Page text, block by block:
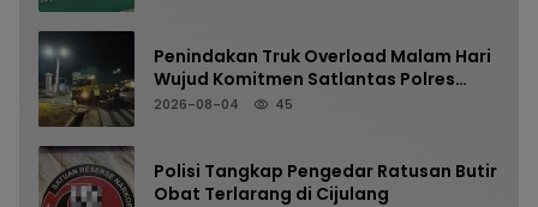
Penindakan Truk Overload Malam Hari
Wujud Komitmen Satlantas Polres
Pangandaran Menjaga Keselamatan
2026-08-04 45
Polisi Tangkap Pengedar Ratusan Butir
Obat Terlarang di Cijulang